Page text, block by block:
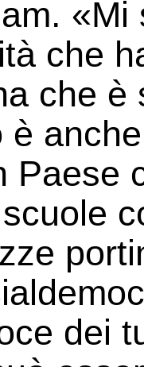
che
che è
è
Paese
dei